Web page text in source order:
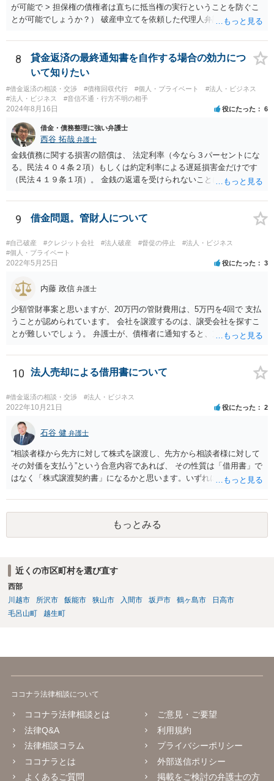
が可能で > 担保権の債権者は直ちに抵当権の実行ということを防ぐこ
とが可能でしょうか？） 破産申立てを依頼した代理人弁護士が売買に
が可能な場合もありますが、オーバーローン事案では売却代金が手元
に残らないことになるため、弁護士としても慎重な判断が求められま
す。 > 例えば弁護士費用を分割で積立するなど半年、１年かかる場合
でも かなり率直な（身も蓋もない）意見を述べると、担保に供されて
いる共有持分を親族が取得することで不動産を守りたいのであれば、
弁護士費用は長期分割などせず、親族等から援助して貰うことを模索
すが、それによって共有持分を取得できる可能性が高くなるのであれ
ば、他の共有者にとってもそれを支出するだけのメリットがあると思
います）。
8
貸金返済の最終通知書を自作する場合の効力につ
いて知りたい
#借金返済の相談・交渉 #債権回収代行 #個人・プライベート
#法人・ビジネス
#法人・ビジネス
#音信不通・行方不明の相手
2024年8月16日 役にたった 6
借金・債務整理に強い弁護士
西谷 拓哉 弁護士
金銭債務に関する損害の賠償は、 法定利率（今なら３パーセントにな
る。民法４０４条２項）もしくは約定利率による遅延損害金だけです
（民法４１９条１項）。 金銭の返還を受けられないことにより何か損
まります。 なお、すでに他の弁護士が先に記載されたとおり、連帯保
証人に対する請求については、法定の要件を満たさない限り、連帯保
証契約として効力が生じません。弁護士の依頼の有無はこれを左右し
ないので、注意が必要です。
9 借金問題。管財人について
#自己破産 #クレジット会社 #法人破産 #督促の停止
#法人・ビジネス
#個人・プライベート
2022年5月25日 役にたった 3
内藤 政信 弁護士
少額管財事案と思いますが、20万円の管財費用は、5万円を4回で 支払
うことが認められています。 会社を譲渡するのは、譲受会社を探すこ
とが難しいでしょう。 弁護士が、債権者に通知すると、支払いを止め
う。
10 法人売却による借用書について
#借金返済の相談・交渉 #法人・ビジネス
2022年10月21日 役にたった 2
石谷 健 弁護士
“相談者様から先方に対して株式を譲渡し、先方から相談者様に対して
その対価を支払う”という合意内容であれば、 その性質は「借用書」で
はなく「株式譲渡契約書」になるかと思います。いずれにせよ、口約
た場合に、相談者様として、民事訴訟を経ないでいきなり強制執行
（先方の財産を差し押さえること等）を行えるようにしておくには、
単に両者間で契約書を作成するのではなく、 両者が公証役場に赴い
て、公証人によって作成される公正証書の形式で契約の締結を行うこ
載を盛り込んでおく必要もあります。 以上について、さらに詳しくお
知りになりたい場合は、法律事務所等での弁護士への法律相談をご検
討ください。
もっとみる
近くの市区町村を選び直す
西部
川越市
所沢市 飯能市 狭山市 入間市 坂戸市 鶴ヶ島市
日高市
毛呂山町
越生町
ココナラ法律相談について
ココナラ法律相談とは
法律Q&A
法律相談コラム
ココナラとは
よくあるご質問
ご意見・ご要望
利用規約
プライバシーポリシー
外部送信ポリシー
掲載をご検討の弁護士の方